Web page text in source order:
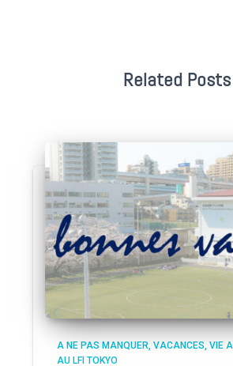
Related Posts
A NE PAS MANQUER VACANCES VIE
AU LFI TOKYO